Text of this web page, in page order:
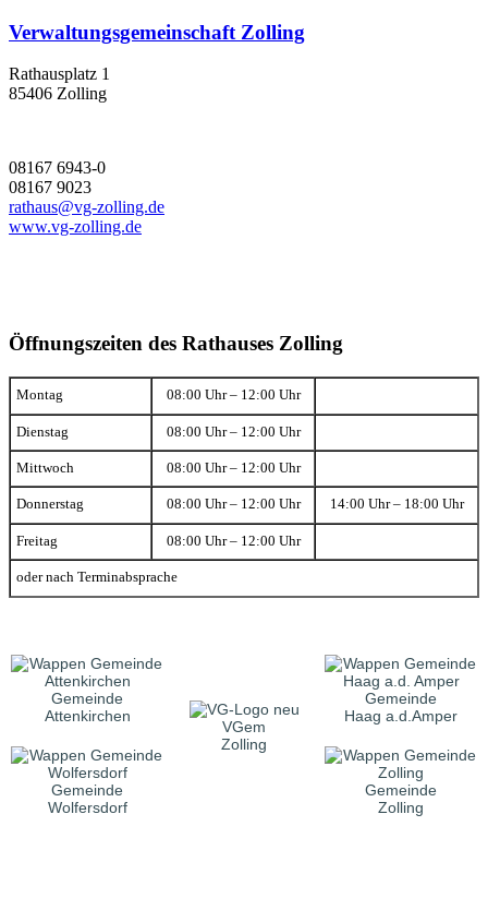
Verwaltungsgemeinschaft Zolling
Rathausplatz 1
85406 Zolling
08167 6943-0
08167 9023
rathaus@vg-zolling.de
www.vg-zolling.de
Öffnungszeiten des Rathauses Zolling
Montag 08:00 Uhr – 12:00 Uhr
Dienstag 08:00 Uhr – 12:00 Uhr
Mittwoch 08:00 Uhr – 12:00 Uhr
Donnerstag 08:00 Uhr – 12:00 Uhr 14:00 Uhr – 18:00 Uhr
Freitag 08:00 Uhr – 12:00 Uhr
oder nach Terminabsprache
Gemeinde
Attenkirchen
VGem
Zolling
Gemeinde
Haag a.d.Amper
Gemeinde
Wolfersdorf
Gemeinde
Zolling